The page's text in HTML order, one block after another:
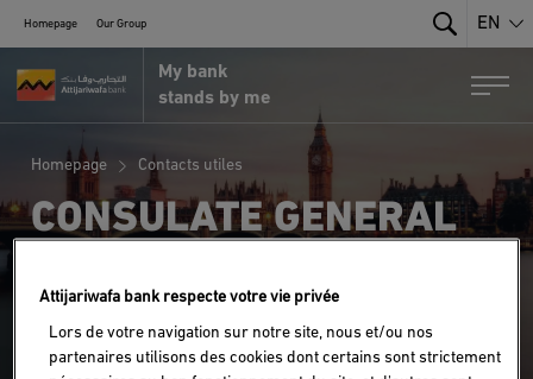
Homepage Our Group
Search
EN
MRE Portal by Attijariwafa Bank
My bank
stands by me
Homepage Contacts utiles
CONSULATE GENERAL
CANADA: TORONTO
Attijariwafa bank respecte votre vie privée
Lors de votre navigation sur notre site, nous et/ou nos
partenaires utilisons des cookies dont certains sont strictement